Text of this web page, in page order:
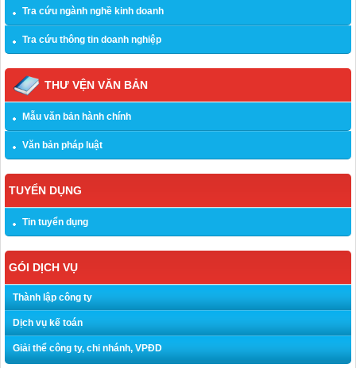
Tra cứu ngành nghề kinh doanh
Tra cứu thông tin doanh nghiệp
THƯ VỆN VĂN BẢN
Mẫu văn bản hành chính
Văn bản pháp luật
TUYỂN DỤNG
Tin tuyển dụng
GÓI DỊCH VỤ
Thành lập công ty
Dịch vụ kế toán
Giải thể công ty, chi nhánh, VPĐD